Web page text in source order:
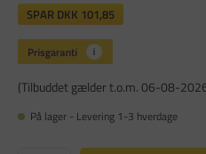
SPAR DKK 101,85
(Tilbuddet gælder t.o.m. 06-08-
På lager - Levering 1-3 hverdage